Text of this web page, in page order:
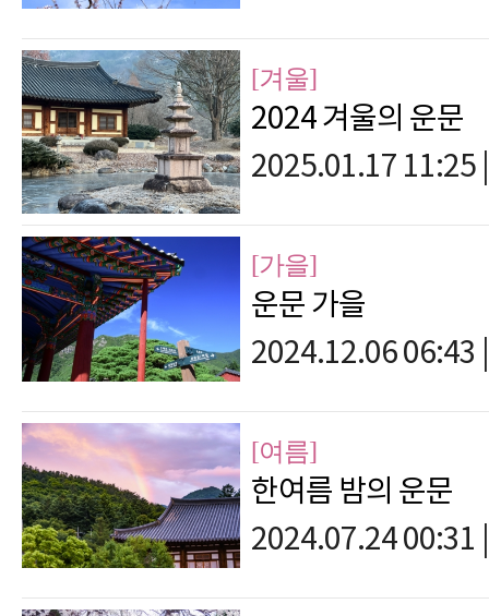
[겨울]
2024 겨울의 운문
2025.01.17 11:25
[가을]
운문 가을
2024.12.06 06:43
[여름]
한여름 밤의 운문
2024.07.24 00:31